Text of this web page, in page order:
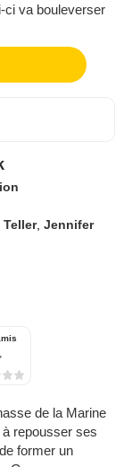
ci va bouleverser
Teller,Jennifer
de la Marine
repousser ses
former un